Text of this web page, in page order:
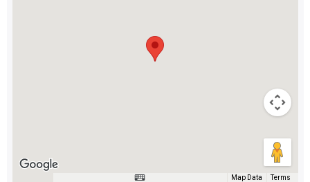
Map Data Terms